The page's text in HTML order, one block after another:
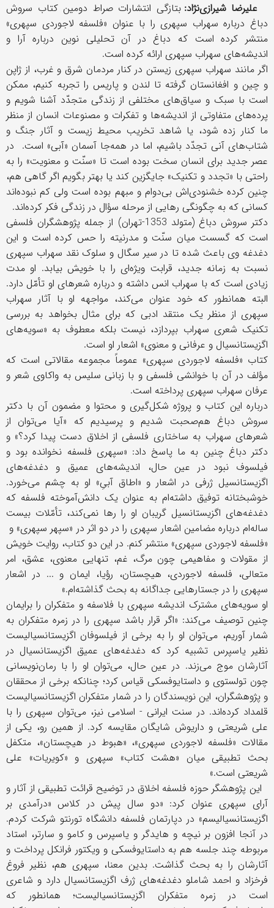
علیرضا شیرازی‌نژاد: بتازگی انتشارات صراط دومین کتاب سروش
دباغ درباره سهراب سپهری را با عنوان «فلسفه لاجوردی سپهری»
منتشر کرده است که دباغ در آن تحلیلی نوین درباره آرا و
اندیشه‌های سهراب سپهری ارائه کرده است.
اگر مانند سهراب سپهری زیستن در کنار مردمان شرق و غرب، از ژاپن
و چین و افغانستان گرفته تا لندن و پاریس را تجربه کنیم، ممکن
است با سبک و سیاق‌های مختلفی از زندگی متجدّد آشنا شویم و
پرده‌های متفاوتی از اندیشه‌ها و تفکرات و مصنوعات انسان از منظر
ما کنار زده شود، یا شاهد تخریب محیط زیست و آثار جنگ و
شتاب‌های آنی تجدّد باشیم، اما در همه‌جا آسمان «آبی» است. در
عصر جدید برای انسان سخت بوده است تا «سنّت و معنویت» را به
راحتی با «تجدد و تکنیک» جایگزین کند یا بهتر بگویم اگر گاهی هم،
چنین کرده‌ خشنودی‌اش بی‌دوام و مبهم بوده است ولی کم نبوده‌اند
کسانی که به چگونگی رهایی از مرحله سؤال در زندگی فکر کرده‌اند.
دکتر سروش دباغ (متولد 1353-تهران) از جمله پژوهشگران فلسفی
است که گسست میان سنّت و مدرنیته را حس کرده است و این
دغدغه وی باعث شده تا در سیر سگال و سلوک نقد سهراب سپهری
نسبت به زمانه جدید، قرابت ویژه‌ای را با خویش بیابد. او مدت
زیادی است که با سهراب انس داشته و درباره شعرهای او تأمّل دارد.
البته هما‌نطور که خود عنوان می‌کند، مواجهه او با آثار سهراب
سپهری از منظر یک منتقد ادبی که برای مثال بخواهد به بررسی
تکنیک شعری سهراب بپردازد، نیست بلکه معطوف به «سویه‌های
اگزیستانسیال و عرفانی و معنوی» اشعار او است.
کتاب «فلسفه لاجوردی سپهری» عموماً مجموعه مقالاتی است که
مؤلف در آن با خوانشی فلسفی و با زبانی سلیس به واکاوی شعر و
عرفان سهراب سپهری پرداخته است.
درباره این کتاب و پروژه شکل‌گیری و محتوا و مضمون آن با دکتر
سروش دباغ هم‌صحبت شدیم و پرسیدیم ‌که «آیا می‌توان از
شعرهای سهراب به ساختاری فلسفی از اخلاق دست پیدا کرد؟» و
دکتر دباغ چنین به ما پاسخ داد: «سپهری فلسفه نخوانده بود و
فیلسوف نبود در عین حال، اندیشه‌های عمیق و دغدغه‌های
اگزیستانسیل ژرفی در اشعار و «اطاق آبیِ» او به چشم می‌خورد.
خوشبختانه توفیق داشته‌ام به عنوان یک دانش‌آموخته فلسفه که
دغدغه‌های اگزیستانسیل گریبان او را رها نمی‌کند، تأمّلات بیست
ساله‌ام درباره مضامین اشعار سپهری را در دو اثر در «سپهر سپهری» و
«فلسفه لاجوردی سپهری» منتشر کنم. در این دو کتاب، روایت خویش
از مقولات و مفاهیمی چون مرگ، غم، تنهایی معنوی، عشق، امر
متعالی، فلسفه لاجوردی، هیچستان، رؤیا، ایمان و ... در اشعار
سپهری را در جستارهایی جداگانه به بحث گذاشته‌ام.»
او سویه‌های مشترک اندیشه سپهری با فلاسفه و متفکران را برایمان
چنین توصیف می‌کند: «اگر قرار باشد سپهری را در زمره متفکران به
شمار آوریم، می‌توان او را به برخی از فیلسوفان اگزیستانسیالیست
نظیر یاسپرس تشبیه کرد که دغدغه‌های عمیق اگزیستانسیال در
آثارشان موج می‌زند. در عین حال، می‌توان او را با رمان‌نویسانی
چون تولستوی و داستایوفسکی قیاس کرد؛ چنانکه برخی از محققان
و پژوهشگران، این نویسندگان را در شمار متفکران اگزیستانسیالیست
قلمداد کرده‌اند. در سنت ایرانی - اسلامی نیز، می‌توان سپهری را با
علی شریعتی و داریوش شایگان مقایسه کرد. از همین رو، یکی از
مقالات «فلسفه لاجوردی سپهری»، «هبوط در هیچستان»، متکفل
بحث تطبیقی میان «هشت کتاب» سپهری و «کویریات» علی
شریعتی است.»
این پژوهشگر حوزه فلسفه اخلاق در توضیح قرائت تطبیقی از آثار و
آرای سپهری عنوان کرد: «دو سال پیش در کلاس «درآمدی بر
اگزیستانسیالیسم» در دپارتمان فلسفه دانشگاه تورنتو شرکت کردم.
در آنجا افزون بر نیچه و هایدگر و یاسپرس و کامو و سارتر، استاد
مربوطه چند جلسه هم به داستایوفسکی و ویکتور فرانکل پرداخت و
آثارشان را به بحث گذاشت. بدین معنا، سپهری هم، نظیر فروغ
فرخزاد و احمد شاملو دغدغه‌های ژرف اگزیستانسیال دارد و شاعری
است در زمره متفکران اگزیستانسیالیست؛ همانطور که